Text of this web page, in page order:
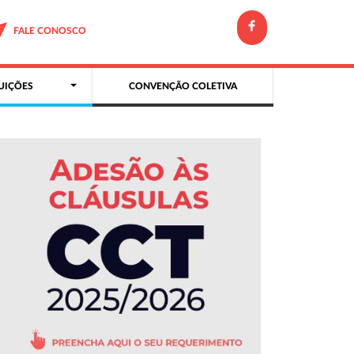
FALE CONOSCO
CONVENÇÃO COLETIVA